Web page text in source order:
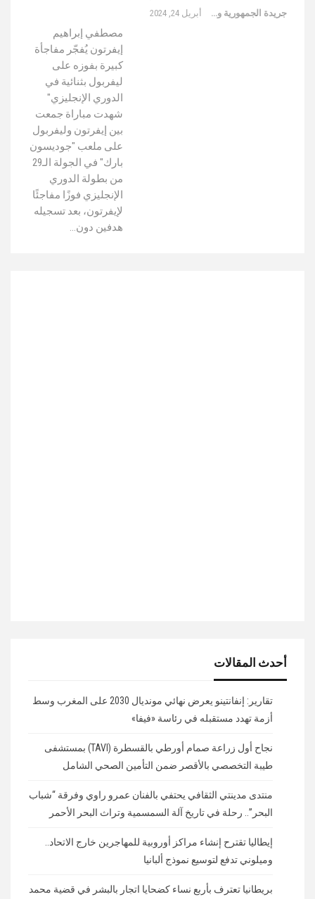
جريدة الجمهورية والعالم أبريل 24, 2024
مصطفي إبراهيم
إيفرتون يُفجّر مفاجأة
كبيرة بفوزه على
ليفربول بثنائية في
الدوري الإنجليزي"
شهدت مباراة جمعت
بين إيفرتون وليفربول
على ملعب "جوديسون
بارك" في الجولة الـ29
من بطولة الدوري
الإنجليزي فوزًا مفاجئًا
لإيفرتون، بعد تسجيله
هدفين دون…
أحدث المقالات
تقارير: إنفانتينو يعرض نهائي مونديال 2030 على المغرب وسط
أزمة تهدد مستقبله في رئاسة «فيفا»
نجاح أول زراعة صمام أورطي بالقسطرة (TAVI) بمستشفى
طيبة التخصصي بالأقصر ضمن التأمين الصحي الشامل
منتدى مدينتي الثقافي يحتفي بالفنان عمرو راوي وفرقة “شباب
البحر”.. رحلة في تاريخ آلة السمسمية وتراث البحر الأحمر
إيطاليا تقترح إنشاء مراكز أوروبية للمهاجرين خارج الاتحاد..
وميلوني تدفع لتوسيع نموذج ألبانيا
بريطانيا تعترف بأربع نساء كضحايا اتجار بالبشر في قضية محمد